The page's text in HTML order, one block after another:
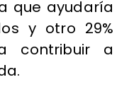
que ayudaría
y otro 29%
contribuir a